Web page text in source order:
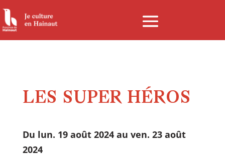
Panneau de gestion des cookies
LES SUPER HÉROS
Du lun. 19 août 2024 au ven. 23 août
2024